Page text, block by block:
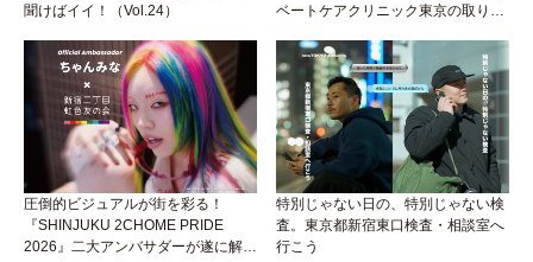
聞けばイイ！（Vol.24）
ベートケアクリニック東京の取り組
圧倒的ビジュアルが街を彩る！
『SHINJUKU 2CHOME PRIDE
2026』二大アンバサダーが遂に解
特別じゃない日の、特別じゃない検
査。東京都新宿東口検査・相談室へ
行こう